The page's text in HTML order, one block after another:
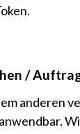
/
anderen